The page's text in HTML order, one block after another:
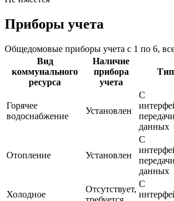
Приборы учета
Общедомовые приборы учета с 1 по 6,
Вид
коммунального
ресурса
Наличие
прибора
учета
Тип
Горячее
водоснабжение
Установлен
С
передачи
данных
Отопление Установлен
С
передачи
данных
Холодное
Отсутствует,
С